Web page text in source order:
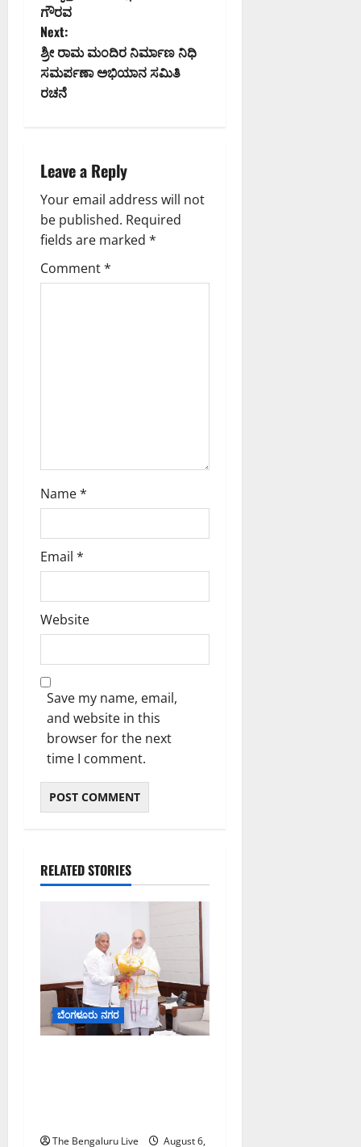
s
t
n
v
i
g
a
ಗೌರವ
Next:
ಶ್ರೀ ರಾಮ ಮಂದಿರ ನಿರ್ಮಾಣ ನಿಧಿ
ಸಮರ್ಪಣಾ ಅಭಿಯಾನ ಸಮಿತಿ
ರಚನೆ
Leave a Reply
Your email address will not
be published. Required
fields are marked *
Comment*
Name*
Email *
Website
Save my name, email,
and website in this
browser for the next
time I comment.
RELATED STORIES
ಬೆಂಗಳೂರು ನಗರ
The Bengaluru Live
August 6,